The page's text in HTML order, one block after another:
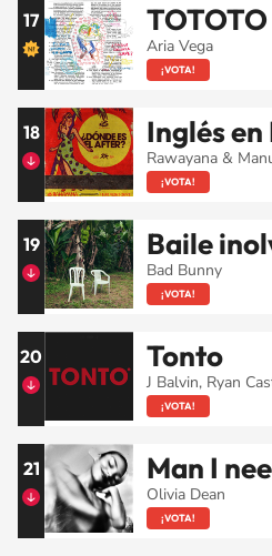
17
Aria Vega
¡VOTA!
18 Inglés
Rawayana &
¡VOTA!
19 Baile
Bad Bunny
¡VOTA!
20 Tonto
J Balvin, Ryan
¡VOTA!
21 Man I
Olivia Dean
¡VOTA!